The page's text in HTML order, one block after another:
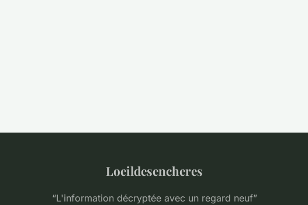
Loeildesencheres
“L'information décryptée avec un regard neuf”